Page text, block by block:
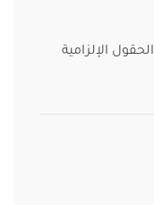
الحقول الإلزامية